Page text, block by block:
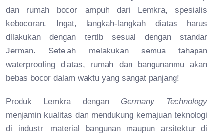
dan rumah bocor ampuh dari Lemkra, spesialis
kebocoran. Ingat, langkah-langkah diatas harus
dilakukan dengan tertib sesuai dengan standar
Jerman. Setelah melakukan semua tahapan
waterproofing diatas, rumah dan bangunanmu akan
bebas bocor dalam waktu yang sangat panjang!
Produk Lemkra dengan Germany Technology
menjamin kualitas dan mendukung kemajuan teknologi
di industri material bangunan maupun arsitektur di